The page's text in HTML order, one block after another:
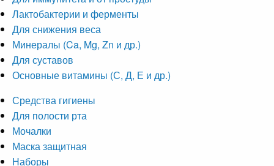
Лактобактерии и ферменты
Для снижения веса
Минералы (Ca, Mg, Zn и др.)
Для суставов
Основные витамины (С, Д, Е и др.)
Средства гигиены
Для полости рта
Мочалки
Маска защитная
Наборы